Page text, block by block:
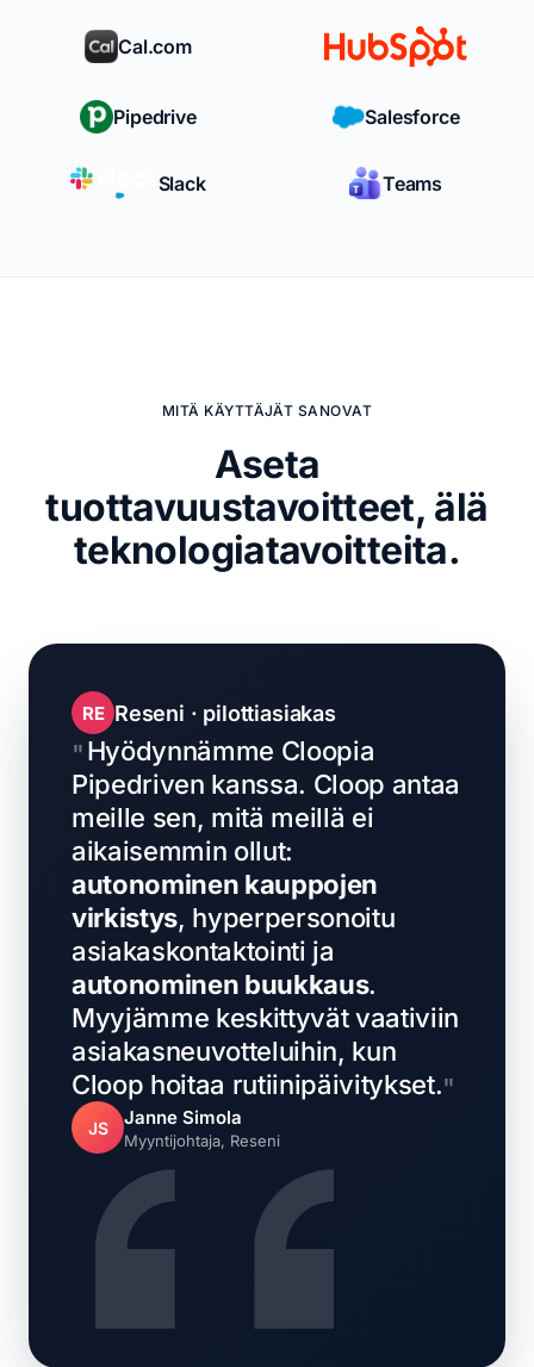
Cal.com
Pipedrive Salesforce
Slack Teams
MITÄ KÄYTTÄJÄT SANOVAT
Aseta
tuottavuustavoitteet, älä
teknologiatavoitteita.
RE Reseni · pilottiasiakas
Hyödynnämme Cloopia
Pipedriven kanssa. Cloop antaa
meille sen, mitä meillä ei
aikaisemmin ollut:
autonominen kauppojen
virkistys, hyperpersonoitu
asiakaskontaktointi ja
autonominen buukkaus.
Myyjämme keskittyvät vaativiin
asiakasneuvotteluihin, kun
Cloop hoitaa rutiinipäivitykset.
JS Janne Simola
Myyntijohtaja, Reseni